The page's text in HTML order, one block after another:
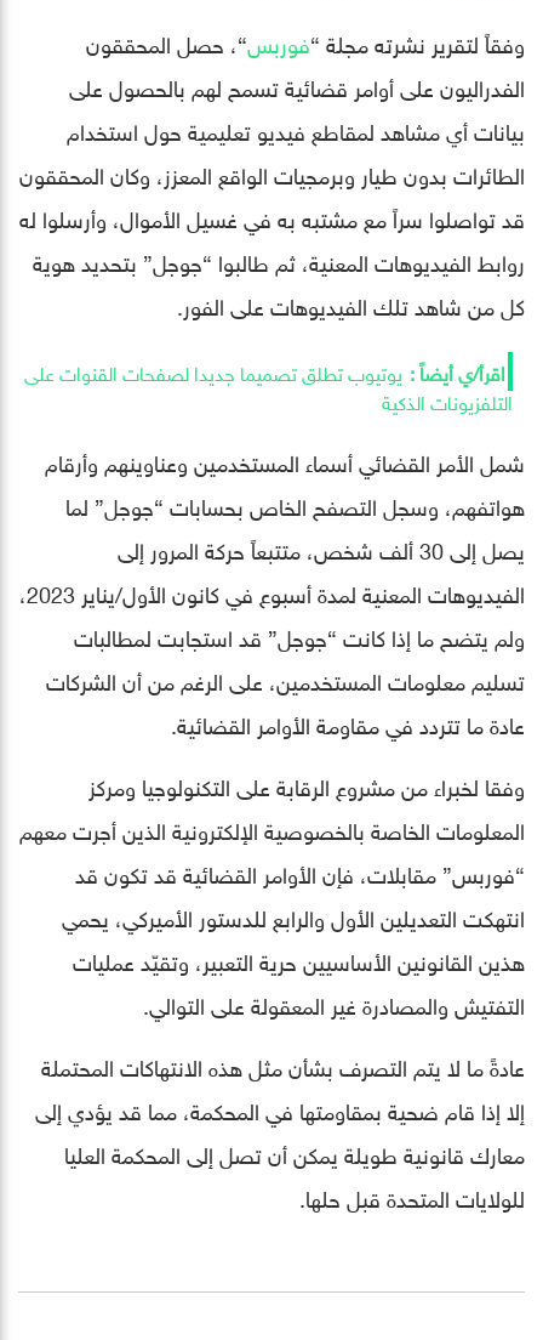
وفقاً لتقرير نشرته مجلة “فوربس“، حصل المحققون
الفدراليون على أوامر قضائية تسمح لهم بالحصول على
بيانات أي مشاهد لمقاطع فيديو تعليمية حول استخدام
الطائرات بدون طيار وبرمجيات الواقع المعزز، وكان المحققون
قد تواصلوا سراً مع مشتبه به في غسيل الأموال، وأرسلوا له
روابط الفيديوهات المعنية، ثم طالبوا “جوجل” بتحديد هوية
كل من شاهد تلك الفيديوهات على الفور.
يوتيوب تطلق تصميما جديدا لصفحات القنوات على
التلفزيونات الذكية
شمل الأمر القضائي أسماء المستخدمين وعناوينهم وأرقام
هواتفهم، وسجل التصفح الخاص بحسابات “جوجل” لما
يصل إلى 30 ألف شخص، متتبعاً حركة المرور إلى
الفيديوهات المعنية لمدة أسبوع في كانون الأول/يناير 2023،
ولم يتضح ما إذا كانت “جوجل” قد استجابت لمطالبات
تسليم معلومات المستخدمين، على الرغم من أن الشركات
عادة ما تتردد في مقاومة الأوامر القضائية.
وفقا لخبراء من مشروع الرقابة على التكنولوجيا ومركز
المعلومات الخاصة بالخصوصية الإلكترونية الذين أجرت معهم
“فوربس” مقابلات، فإن الأوامر القضائية قد تكون قد
انتهكت التعديلين الأول والرابع للدستور الأميركي، يحمي
هذين القانونين الأساسيين حرية التعبير، وتقيّد عمليات
التفتيش والمصادرة غير المعقولة على التوالي.
عادةً ما لا يتم التصرف بشأن مثل هذه الانتهاكات المحتملة
إلا إذا قام ضحية بمقاومتها في المحكمة، مما قد يؤدي إلى
معارك قانونية طويلة يمكن أن تصل إلى المحكمة العليا
للولايات المتحدة قبل حلها.